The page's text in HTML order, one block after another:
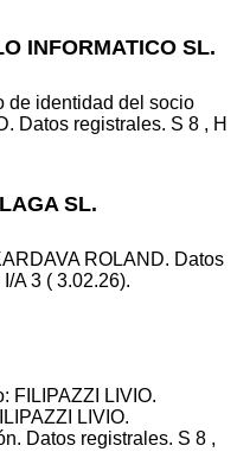
INFORMATICO SL.
de identidad del socio
Datos registrales. S 8 , H
SL.
ROLAND. Datos
A 3 ( 3.02.26).
FILIPAZZI LIVIO.
LIVIO.
Datos registrales. S 8 ,